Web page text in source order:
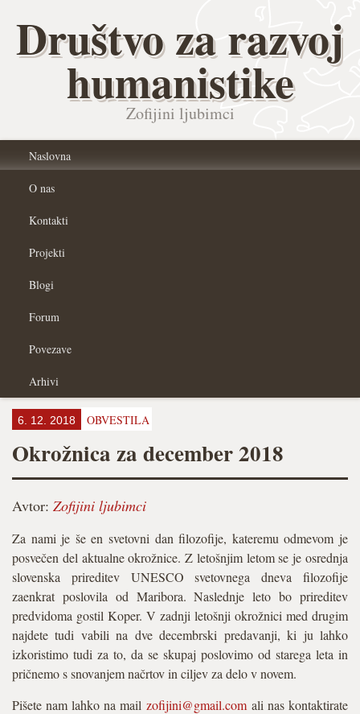
Društvo za razvoj
humanistike
Zofijini ljubimci
Naslovna
O nas
Kontakti
Projekti
Blogi
Forum
Povezave
Arhivi
6. 12. 2018 OBVESTILA
Okrožnica za december 2018
Avtor: Zofijini ljubimci
Za nami je še en svetovni dan filozofije, kateremu odmevom je
posvečen del aktualne okrožnice. Z letošnjim letom se je osrednja
slovenska prireditev UNESCO svetovnega dneva filozofije
zaenkrat poslovila od Maribora. Naslednje leto bo prireditev
predvidoma gostil Koper. V zadnji letošnji okrožnici med drugim
najdete tudi vabili na dve decembrski predavanji, ki ju lahko
izkoristimo tudi za to, da se skupaj poslovimo od starega leta in
pričnemo s snovanjem načrtov in ciljev za delo v novem.
Pišete nam lahko na mail zofijini@gmail.com ali nas kontaktirate